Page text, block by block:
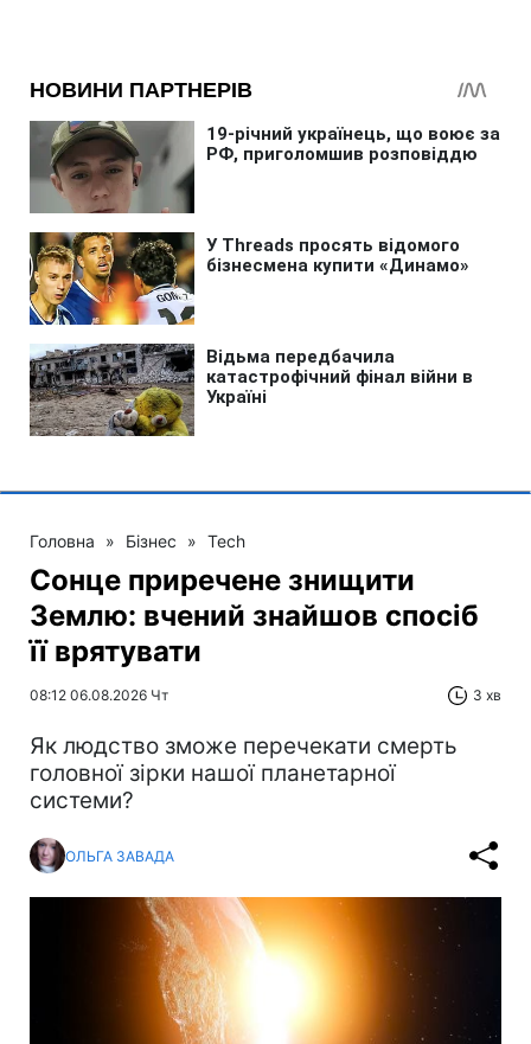
Головна » Бізнес » Tech
Сонце приречене знищити
Землю: вчений знайшов спосіб
її врятувати
08:12 06.08.2026 Чт 3 хв
Як людство зможе перечекати смерть
головної зірки нашої планетарної
системи?
ОЛЬГА ЗАВАДА